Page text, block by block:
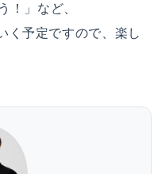
！」など、
く予定ですので、楽し